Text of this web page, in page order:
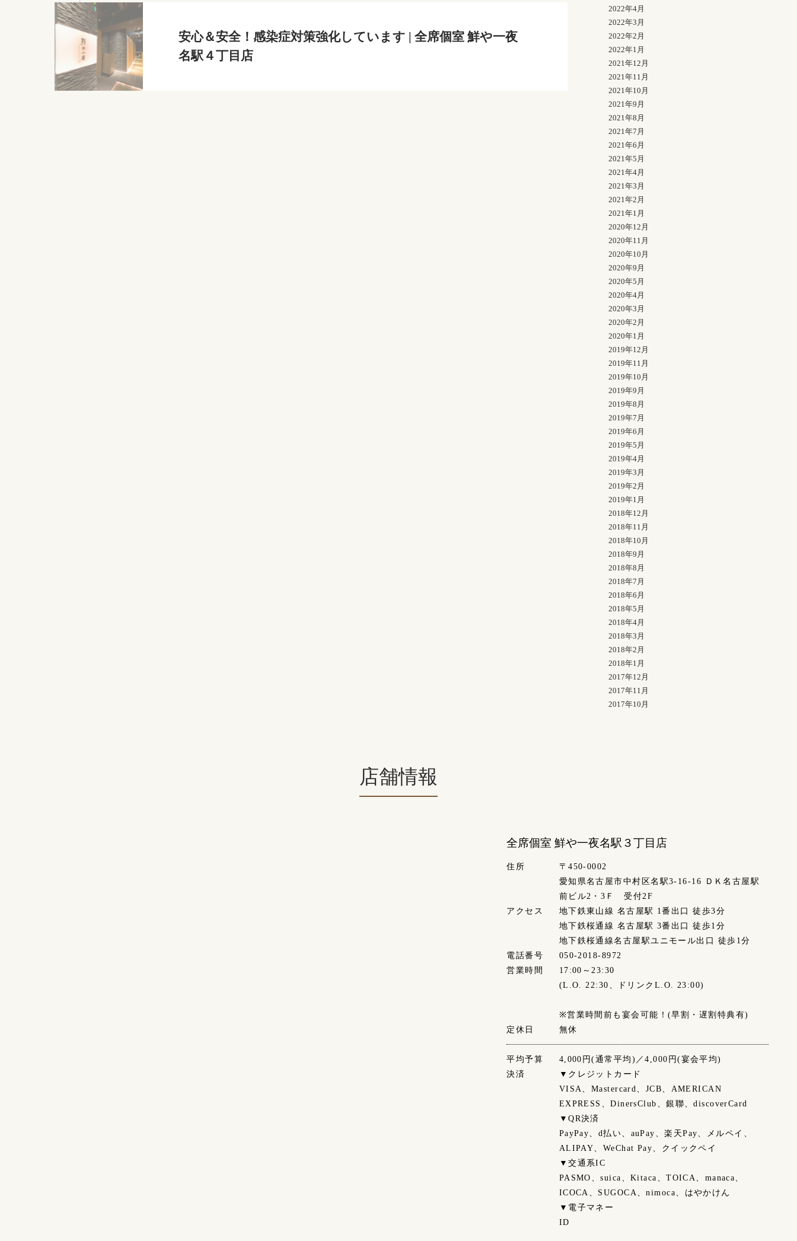
安心＆安全！感染症対策強化しています | 全席個室 鮮や一夜
名駅４丁目店
2022年4月
2022年3月
2022年2月
2022年1月
2021年12月
2021年11月
2021年10月
2021年9月
2021年8月
2021年7月
2021年6月
2021年5月
2021年4月
2021年3月
2021年2月
2021年1月
2020年12月
2020年11月
2020年10月
2020年9月
2020年5月
2020年4月
2020年3月
2020年2月
2020年1月
2019年12月
2019年11月
2019年10月
2019年9月
2019年8月
2019年7月
2019年6月
2019年5月
2019年4月
2019年3月
2019年2月
2019年1月
2018年12月
2018年11月
2018年10月
2018年9月
2018年8月
2018年7月
2018年6月
2018年5月
2018年4月
2018年3月
2018年2月
2018年1月
2017年12月
2017年11月
2017年10月
店舗情報
全席個室 鮮や一夜名駅３丁目店
住所
〒450-0002
愛知県名古屋市中村区名駅3-16-16 ＤＫ名古屋駅
前ビル2・3Ｆ 受付2F
アクセス
地下鉄東山線 名古屋駅 1番出口 徒歩3分
地下鉄桜通線 名古屋駅 3番出口 徒歩1分
地下鉄桜通線名古屋駅ユニモール出口 徒歩1分
電話番号
050-2018-8972
営業時間
17:00～23:30
(L.O. 22:30、ドリンクL.O. 23:00)
※営業時間前も宴会可能！(早割・遅割特典有)
定休日
無休
平均予算
4,000円(通常平均)／4,000円(宴会平均)
決済
▼クレジットカード
VISA、Mastercard、JCB、AMERICAN
EXPRESS、DinersClub、銀聯、discoverCard
▼QR決済
PayPay、d払い、auPay、楽天Pay、メルペイ、
ALIPAY、WeChat Pay、クイックペイ
▼交通系IC
PASMO、suica、Kitaca、TOICA、manaca、
ICOCA、SUGOCA、nimoca、はやかけん
▼電子マネー
ID